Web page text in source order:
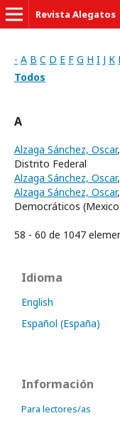
Revista Alegatos
- A B C D E F G H I J K
Todos
A
Alzaga Sánchez, Oscar
Distrito Federal
Alzaga Sánchez, Oscar
Alzaga Sánchez, Oscar
Democráticos
58 - 60 de 1047
Idioma
English
Español (España)
Información
Para lectores/as